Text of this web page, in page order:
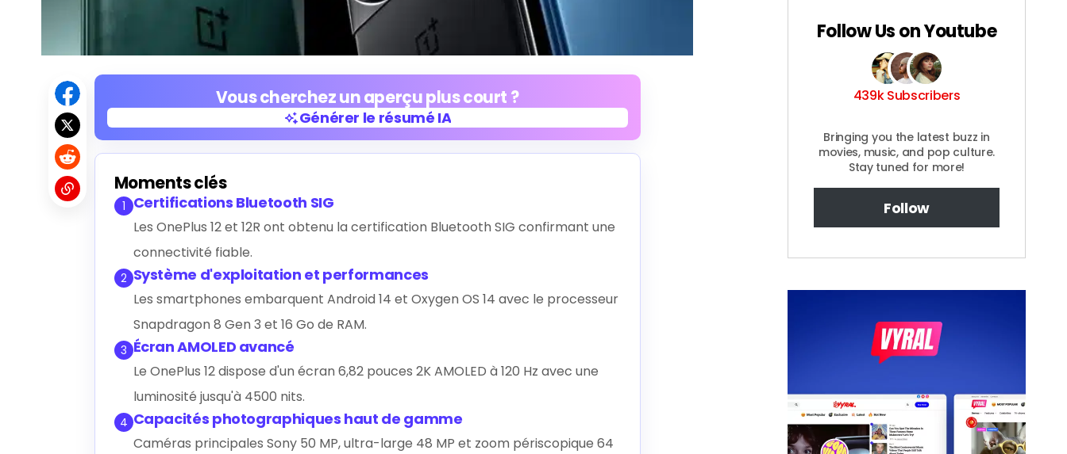
Vous cherchez un aperçu plus court ?
Générer le résumé IA
Moments clés
1 Certifications Bluetooth SIG
Les OnePlus 12 et 12R ont obtenu la certification Bluetooth SIG confirmant une
connectivité fiable.
2 Système d'exploitation et performances
Les smartphones embarquent Android 14 et Oxygen OS 14 avec le processeur
Snapdragon 8 Gen 3 et 16 Go de RAM.
3 Écran AMOLED avancé
Le OnePlus 12 dispose d'un écran 6,82 pouces 2K AMOLED à 120 Hz avec une
luminosité jusqu'à 4500 nits.
4 Capacités photographiques haut de gamme
Caméras principales Sony 50 MP, ultra-large 48 MP et zoom périscopique 64
Follow Us on Youtube
439k Subscribers
Bringing you the latest buzz in
movies, music, and pop culture.
Stay tuned for more!
Follow